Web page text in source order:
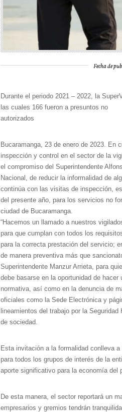
Fecha de
Durante el periodo 2021 – 2022, la
las cuales 166 fueron a presuntos no
autorizados
Bucaramanga, 23 de enero de 2023. En
inspección y control en el sector de la
el compromiso del Superintendente
Nacional, de reducir la informalidad de
continúa con las visitas de inspección,
del presente año, para los servicios no
ciudad de Bucaramanga.
“Hacemos un llamado a nuestros
para que cumplan con todos los
para la correcta prestación del servicio;
de manera preventiva más que
Superintendente Manzur Arrieta, para
debe basarse en la oportunidad de
normativa, así como en la denuncia de
oficiales como la Sede Electrónica y
lineamientos del trabajo por la
de sociedad.
Esta invitación a la formalidad conlleva
para todos los grupos de interés de la
aporte significativo para la economía del
De esta manera, el sector reportará un
empresarios y gremios tendrán